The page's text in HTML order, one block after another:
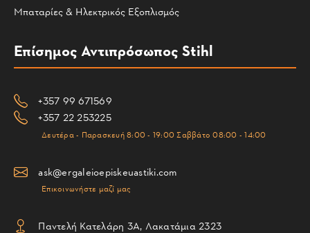
Μπαταρίες & Ηλεκτρικός Εξοπλισμός
Επίσημος Αντιπρόσωπος Stihl
+357 99 671569
+357 22 253225
Δευτέρα - Παρασκευή 8:00 - 19:00 Σαββάτο 08:00 - 14:00
ask@ergaleioepiskeuastiki.com
Επικοινωνήστε μαζί μας
Παντελή Κατελάρη 3Α, Λακατάμια 2323